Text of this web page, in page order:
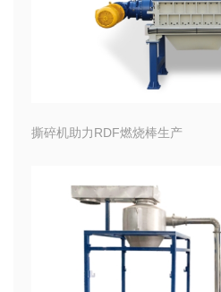
撕碎机助力RDF燃烧棒生产